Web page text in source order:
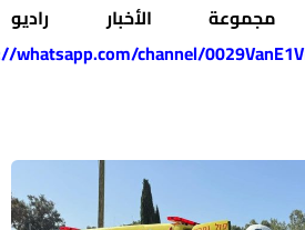
الأخبار راديو